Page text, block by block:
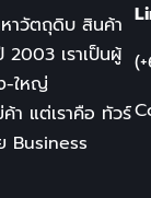
าวัตถุดิบ สินค้า
2003 เราเป็นผู้
-ใหญ่
า แต่เราคือ ทัวร์
Business